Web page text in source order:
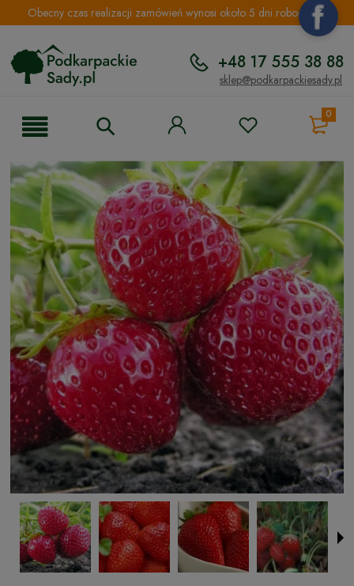
Obecny czas realizacji zamówień wynosi około 5 dni roboczych.
+48 17 555 38 88
sklep@podkarpackiesady.pl
0